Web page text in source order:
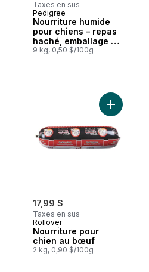
Taxes en sus
Abonner et mériter
Pedigree
Nourriture humide
pour chiens – repas
haché, emballage de
24 (poulet et filet
9 kg, 0,50 $/100g
Nourriture humide repas haché
17,99 $
Taxes en sus
Rollover
Nourriture pour
chien au bœuf
2 kg, 0,90 $/100g
Ajouter